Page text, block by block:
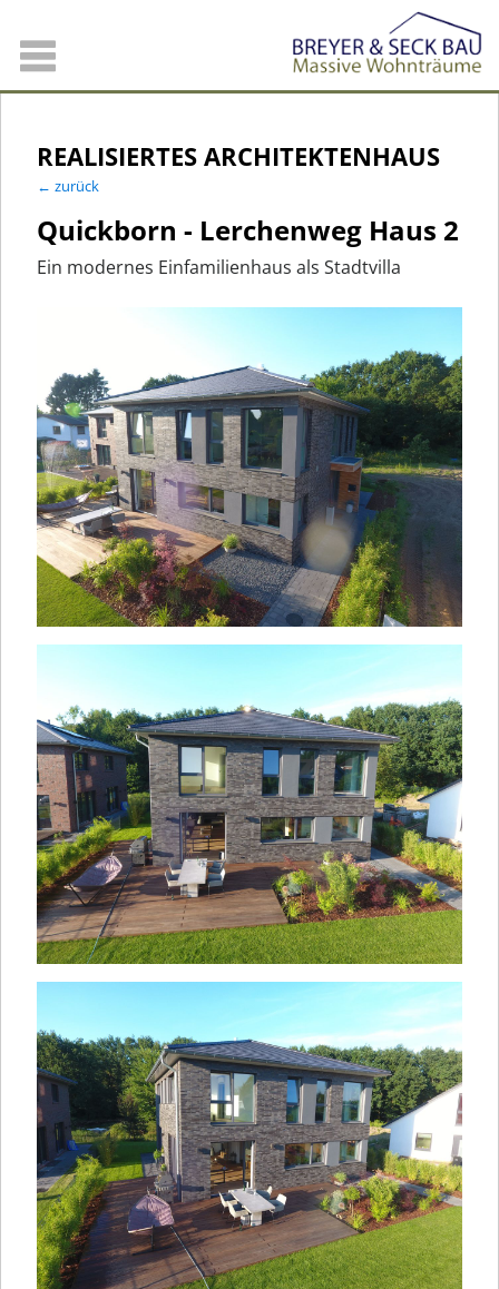
REALISIERTES ARCHITEKTENHAUS
← zurück
Quickborn - Lerchenweg Haus 2
Ein modernes Einfamilienhaus als Stadtvilla